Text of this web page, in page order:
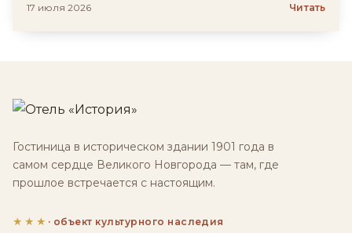
17 июля 2026 Читать
Гостиница в историческом здании 1901 года в
самом сердце Великого Новгорода — там, где
прошлое встречается с настоящим.
★★★ · объект культурного наследия